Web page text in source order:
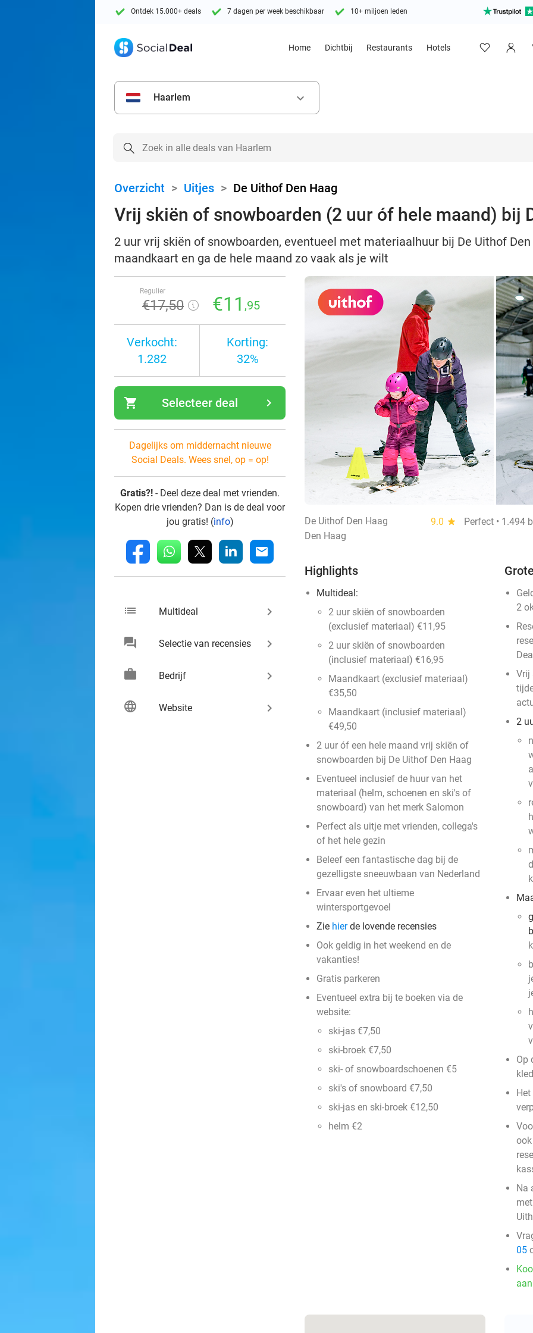
Ontdek 15.000+ deals 7 dagen per week beschikbaar 10+ miljoen leden
Home Dichtbij Restaurants Hotels
Haarlem keyboard_arrow_down
Overzicht > Uitjes > De Uithof Den Haag
Vrij skiën of snowboarden (2 uur óf hele maand) bij
2 uur vrij skiën of snowboarden, eventueel met materiaalhuur bij De Uithof
maandkaart en ga de hele maand zo vaak als je wilt
Regulier
€17,50 €11 ,95
Verkocht:
1.282
Korting:
32%
shopping_cart navigate_next
Selecteer deal
Dagelijks om middernacht nieuwe
Social Deals. Wees snel, op = op!
Gratis?! - Deel deze deal met vrienden.
Kopen drie vrienden? Dan is de deal voor
jou gratis! (info)
fb whatsapp linkedin mail
list Multideal keyboard_arrow_right
chat Selectie van recensies keyboard_arrow_right
work Bedrijf keyboard_arrow_right
language Website keyboard_arrow_right
De Uithof Den Haag 9.0 star
Perfect • 1.494
Den Haag
Highlights
Multideal:
2 uur skiën of snowboarden
(exclusief materiaal) €11,95
2 uur skiën of snowboarden
(inclusief materiaal) €16,95
Maandkaart (exclusief materiaal)
€35,50
Maandkaart (inclusief materiaal)
€49,50
2 uur óf een hele maand vrij skiën of
snowboarden bij De Uithof Den Haag
Eventueel inclusief de huur van het
materiaal (helm, schoenen en ski's of
snowboard) van het merk Salomon
Perfect als uitje met vrienden, collega's
of het hele gezin
Beleef een fantastische dag bij de
gezelligste sneeuwbaan van Nederland
Ervaar even het ultieme
wintersportgevoel
Zie hierde lovende recensies
Ook geldig in het weekend en de
vakanties!
Gratis parkeren
Eventueel extra bij te boeken via de
website:
ski-jas €7,50
ski-broek €7,50
ski- of snowboardschoenen €5
ski's of snowboard €7,50
ski-jas en ski-broek €12,50
helm €2
2
Vrij
2
Op
Na
05